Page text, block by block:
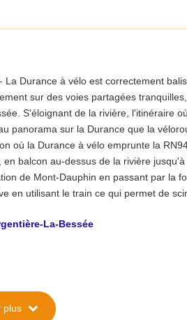
Durance à vélo est correctement
sur des voies partagées
S'éloignant de la rivière, l'itinéraire
panorama sur la Durance que la
où la Durance à vélo emprunte la
balcon au-dessus de la rivière
de Mont-Dauphin en passant par la
en utilisant le train ce qui permet de
La-Bessée
plus expand_more